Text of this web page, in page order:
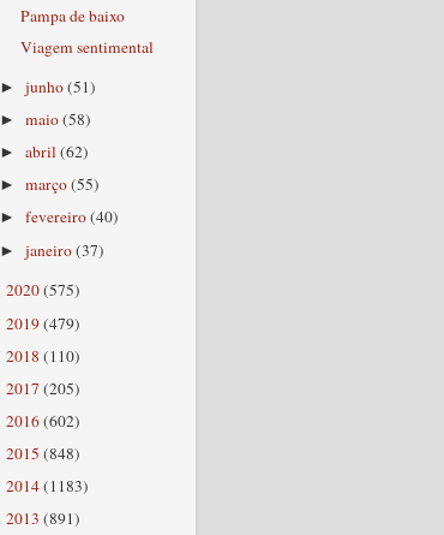
Pampa de baixo
Viagem sentimental
►junho(51)
►maio(58)
►abril(62)
►março(55)
►fevereiro(40)
►janeiro(37)
2020(575)
2019(479)
2018 (110)
2017 (205)
2016(602)
2015 (848)
2014(1183)
2013 (891)